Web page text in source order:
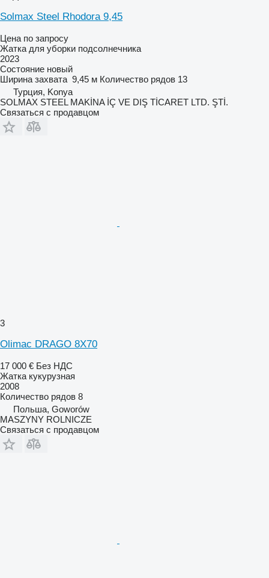
Solmax Steel Rhodora 9,45
Цена по запросу
Жатка для уборки подсолнечника
2023
Состояние новый
Ширина захвата 9,45 м Количество рядов 13
Турция, Konya
SOLMAX STEEL MAKİNA İÇ VE DIŞ TİCARET LTD. ŞTİ.
Связаться с продавцом
3
Olimac DRAGO 8X70
17 000 € Без НДС
Жатка кукурузная
2008
Количество рядов 8
Польша, Goworów
MASZYNY ROLNICZE
Связаться с продавцом